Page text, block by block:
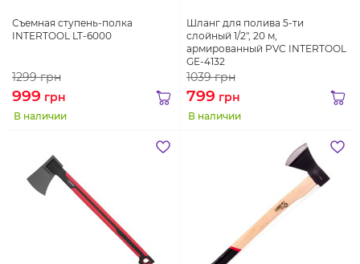
Съемная ступень-полка
INTERTOOL LT-6000
1299грн
999 грн
В наличии
Шланг для полива 5-ти
слойный 1/2", 20 м,
армированный PVC INTERTOOL
GE-4132
1039грн
799 грн
В наличии